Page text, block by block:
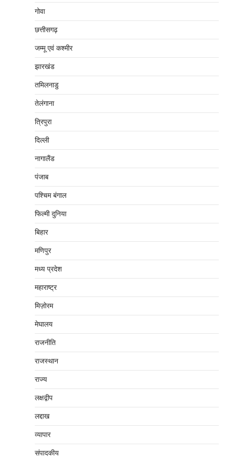
गोवा
छत्तीसगढ़
जम्‍मू एवं कश्‍मीर
झारखंड
तमिलनाडु
तेलंगाना
त्रिपुरा
दिल्‍ली
नागालैंड
पंजाब
पश्चिम बंगाल
फिल्मी दुनिया
बिहार
मणिपुर
मध्‍य प्रदेश
महाराष्‍ट्र
मिज़ोरम
मेघालय
राजनीति
राजस्थान
राज्य
लक्षद्वीप
लद्दाख
व्यापार
संपादकीय